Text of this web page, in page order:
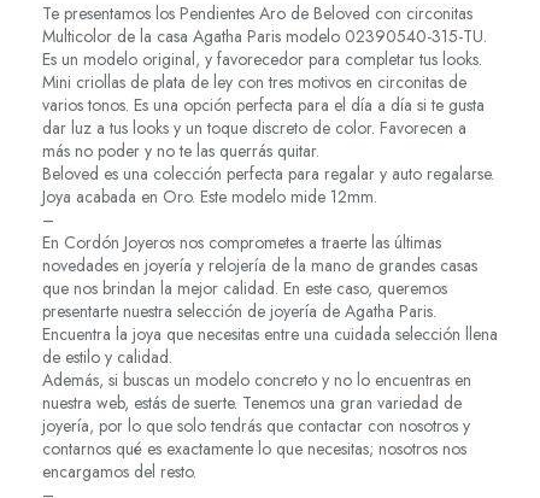
Te presentamos los Pendientes Aro de Beloved con circonitas
Multicolor de la casa Agatha Paris modelo 02390540-315-TU.
Es un modelo original, y favorecedor para completar tus looks.
Mini criollas de plata de ley con tres motivos en circonitas de
varios tonos. Es una opción perfecta para el día a día si te gusta
dar luz a tus looks y un toque discreto de color. Favorecen a
más no poder y no te las querrás quitar.
Beloved es una colección perfecta para regalar y auto regalarse.
Joya acabada en Oro. Este modelo mide 12mm.
–
En Cordón Joyeros nos comprometes a traerte las últimas
novedades en joyería y relojería de la mano de grandes casas
que nos brindan la mejor calidad. En este caso, queremos
presentarte nuestra selección de joyería de Agatha Paris.
Encuentra la joya que necesitas entre una cuidada selección llena
de estilo y calidad.
Además, si buscas un modelo concreto y no lo encuentras en
nuestra web, estás de suerte. Tenemos una gran variedad de
joyería, por lo que solo tendrás que contactar con nosotros y
contarnos qué es exactamente lo que necesitas; nosotros nos
encargamos del resto.